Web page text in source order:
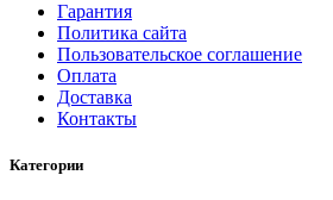
Гарантия
Политика сайта
Пользовательское соглашение
Оплата
Доставка
Контакты
Категории